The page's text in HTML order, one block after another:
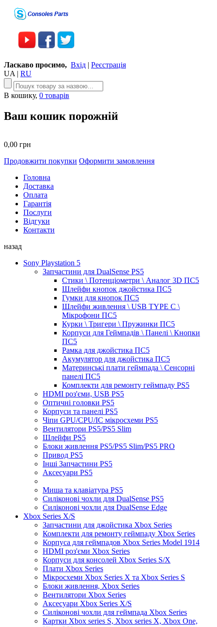
Ласкаво просимо, Вхід | Реєстрація
UA | RU
В кошику, 0 товарів
Ваш кошик порожній
0,00 грн
Продовжити покупки Оформити замовлення
Головна
Доставка
Оплата
Гарантія
Послуги
Відгуки
Контакти
назад
Sony Playstation 5
Запчастини для DualSense PS5
Стики \ Потенціометри \ Аналог 3D ПС5
Шлейфи кнопок джойстика ПС5
Гумки для кнопок ПС5
Шлейфи живлення \ USB TYPE C \
Мікрофони ПС5
Курки \ Тригери \ Пружинки ПС5
Корпуси для Геймпадів \ Панелі \ Кнопки
ПС5
Рамка для джойстика ПС5
Акумулятор для джойстика ПС5
Материнські плати геймпада \ Сенсорні
панелі ПС5
Комплекти для ремонту геймпаду PS5
HDMI роз'єми, USB PS5
Оптичні головки PS5
Корпуси та панелі PS5
Чіпи GPU/CPU/IC мікросхеми PS5
Вентилятори PS5/PS5 Slim
Шлейфи PS5
Блоки живлення PS5/PS5 Slim/PS5 PRO
Привод PS5
Інші Запчастини PS5
Аксесуари PS5
Миша та клавіатура PS5
Силіконові чохли для DualSense PS5
Силіконові чохли для DualSense Edge
Xbox Series X/S
Запчастини для джойстика Xbox Series
Комплекти для ремонту геймпаду Xbox Series
Корпуса для геймпадов Xbox Series Model 1914
HDMI роз'єми Xbox Series
Корпуси для консолей Xbox Series S/X
Плати Xbox Series
Мікросхеми Xbox Series X та Xbox Series S
Блоки живлення, Xbox Series
Вентилятори Xbox Series
Аксесуари Xbox Series X/S
Силіконові чохли для геймпада Xbox Series
Картки Xbox series S, Xbox series X, Xbox One,